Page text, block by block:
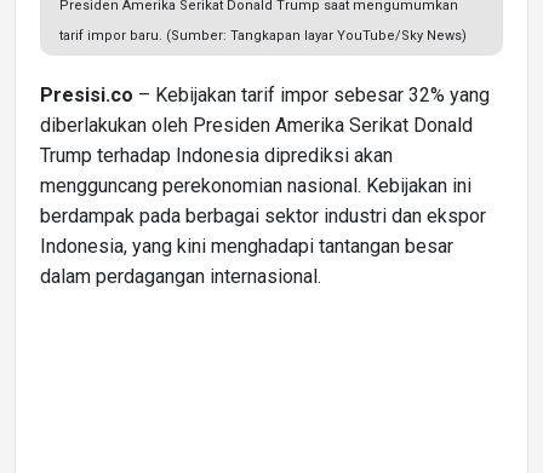
Presiden Amerika Serikat Donald Trump saat mengumumkan
tarif impor baru. (Sumber: Tangkapan layar YouTube/Sky News)
Presisi.co – Kebijakan tarif impor sebesar 32% yang
diberlakukan oleh Presiden Amerika Serikat Donald
Trump terhadap Indonesia diprediksi akan
mengguncang perekonomian nasional. Kebijakan ini
berdampak pada berbagai sektor industri dan ekspor
Indonesia, yang kini menghadapi tantangan besar
dalam perdagangan internasional.